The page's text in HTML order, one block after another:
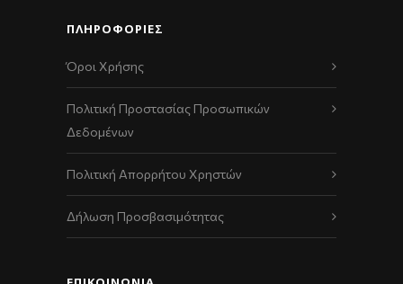
ΠΛΗΡΟΦΟΡΙΕΣ
Όροι Χρήσης
Πολιτική Προστασίας Προσωπικών
Δεδομένων
Πολιτική Απορρήτου Χρηστών
Δήλωση Προσβασιμότητας